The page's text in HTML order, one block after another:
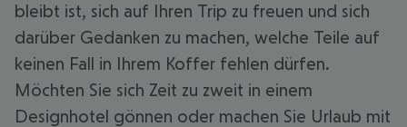
bleibt ist, sich auf Ihren Trip zu freuen und sich
darüber Gedanken zu machen, welche Teile auf
keinen Fall in Ihrem Koffer fehlen dürfen.
Möchten Sie sich Zeit zu zweit in einem
Designhotel gönnen oder machen Sie Urlaub mit